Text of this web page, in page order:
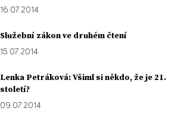
16. 07. 2014
Služební zákon ve druhém čtení
15. 07. 2014
Lenka Petráková: Všiml si někdo, že je 21.
století?
09. 07. 2014